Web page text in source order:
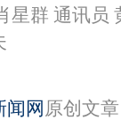
星群 通讯员
闻网 原创文